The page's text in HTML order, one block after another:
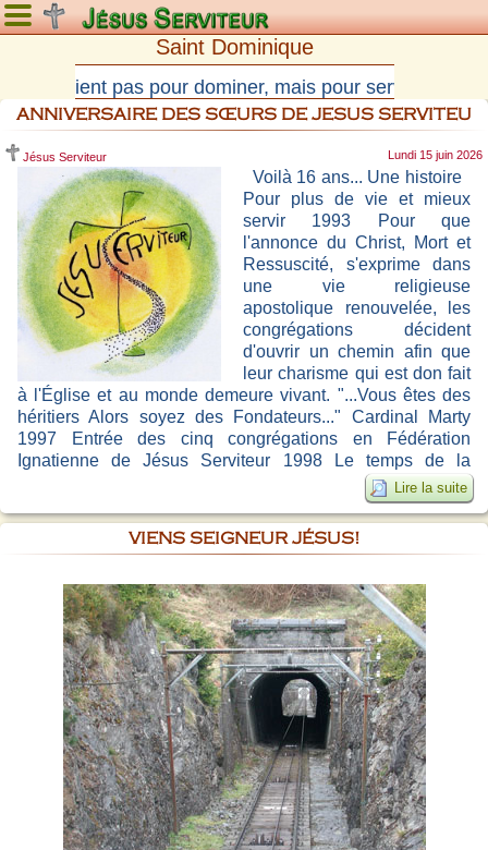
Samedi 8 août 2026
Saint Dominique
ne vient pas pour dominer, mais pour servir. Il ne
ANNIVERSAIRE DES SŒURS DE JESUS SERVITEU
Lundi 15 juin 2026
Jésus Serviteur
Voilà 16 ans... Une histoire
Pour plus de vie et mieux
servir 1993 Pour que
l'annonce du Christ, Mort et
Ressuscité, s'exprime dans
une vie religieuse
apostolique renouvelée, les
congrégations décident
d'ouvrir un chemin afin que
leur charisme qui est don fait
à l'Église et au monde demeure vivant. "...Vous êtes des
héritiers Alors soyez des Fondateurs..." Cardinal Marty
1997 Entrée des cinq congrégations en Fédération
Ignatienne de Jésus Serviteur 1998 Le temps de la
Lire la suite
VIENS SEIGNEUR JÉSUS!